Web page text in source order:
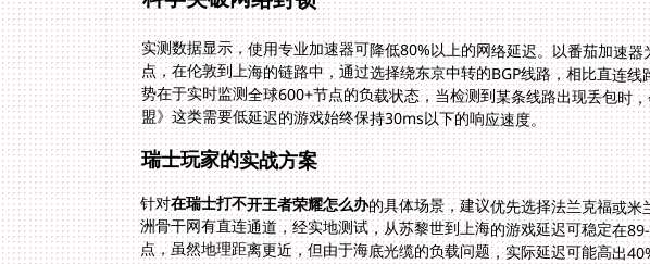
实测数据显示，使用专业加速器可降低80%以上的网络延迟。以番茄加速
点，在伦敦到上海的链路中，通过选择绕东京中转的BGP线路，相比直连
势在于实时监测全球600+节点的负载状态，当检测到某条线路出现丢包时
盟》这类需要低延迟的游戏始终保持30ms以下的响应速度。
瑞士玩家的实战方案
针对在瑞士打不开王者荣耀怎么办的具体场景，建议优先选择法兰克福或
洲骨干网有直连通道，经实地测试，从苏黎世到上海的
点，虽然地理距离更近，但由于海底光缆的负载问题，实际延迟可能高出